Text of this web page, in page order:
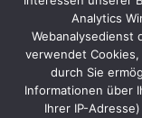
WindEnergy
zu
Gesprächen
den
Stand
Analytics
Webanalysedienst
verwendet
durch Sie
Informationen über
Ihrer IP-